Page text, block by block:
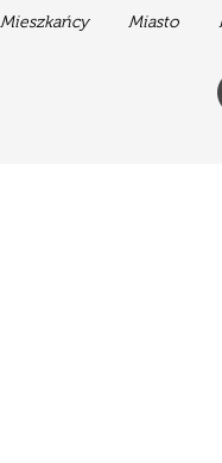
Mieszkańcy Miasto